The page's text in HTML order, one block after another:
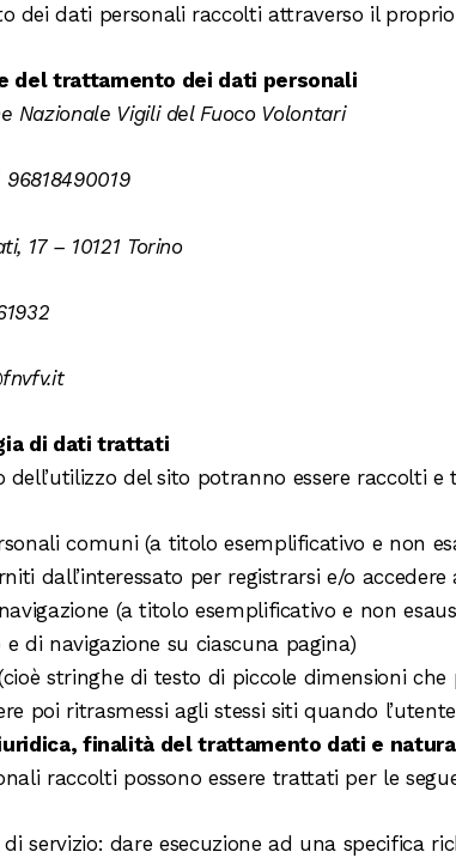
dei dati personali raccolti attraverso il
del trattamento dei dati personali
Nazionale Vigili del Fuoco Volontari
96818490019
17 – 10121 Torino
di dati trattati
dell’utilizzo del sito potranno essere raccolti
comuni (a titolo esemplificativo e non
dall’interessato per registrarsi e/o
(a titolo esemplificativo e non
e di navigazione su ciascuna pagina)
stringhe di testo di piccole dimensioni
poi ritrasmessi agli stessi siti quando
finalità del trattamento dati e
raccolti possono essere trattati per le
servizio: dare esecuzione ad una specifica